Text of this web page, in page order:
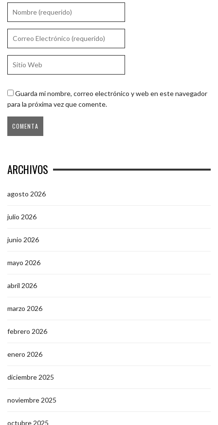
Guarda mi nombre, correo electrónico y web en este navegador
para la próxima vez que comente.
ARCHIVOS
agosto 2026
julio 2026
junio 2026
mayo 2026
abril 2026
marzo 2026
febrero 2026
enero 2026
diciembre 2025
noviembre 2025
octubre 2025